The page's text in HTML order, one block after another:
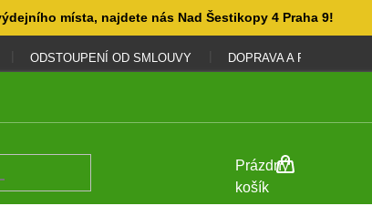
místa, najdete nás Nad Šestikopy 4 Praha 9!
ODSTOUPENÍ OD SMLOUVY DOPRAVA A PLATBA
NÁKUPNÍ
KOŠÍK
Prázdný
košík